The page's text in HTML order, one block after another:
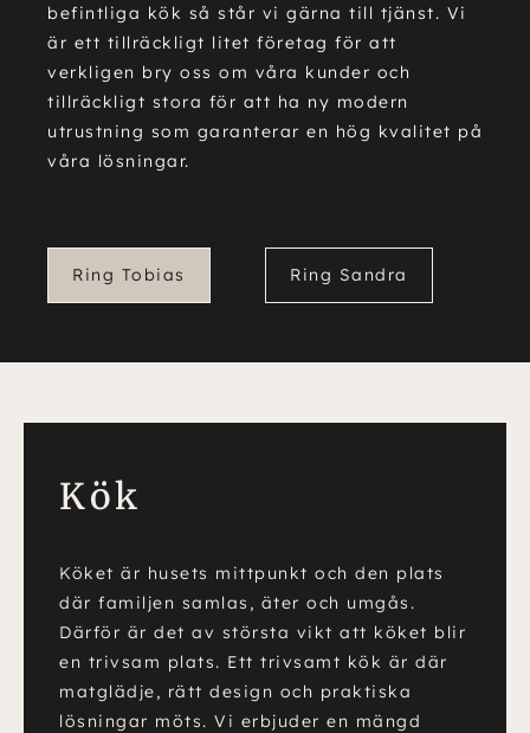
befintliga kök så står vi gärna till tjänst. Vi
är ett tillräckligt litet företag för att
verkligen bry oss om våra kunder och
tillräckligt stora för att ha ny modern
utrustning som garanterar en hög kvalitet på
våra lösningar.
Ring Tobias Ring Sandra
Kök
Köket är husets mittpunkt och den plats
där familjen samlas, äter och umgås.
Därför är det av största vikt att köket blir
en trivsam plats. Ett trivsamt kök är där
matglädje, rätt design och praktiska
lösningar möts. Vi erbjuder en mängd